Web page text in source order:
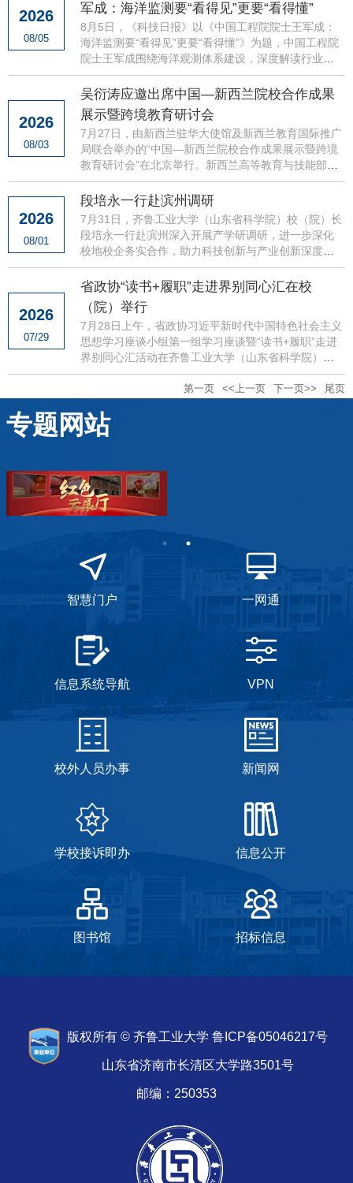
2026
08/05
军成：海洋监测要“看得见”更要“看得懂”
8月5日，《科技日报》以《中国工程院院士王军成：
海洋监测要“看得见”更要“看得懂”》为题，中国工程院
院士王军成围绕海洋观测体系建设，深度解读行业发
展方向，为海洋防灾减灾与蓝色国土开发提供坚实科
技支撑。
2026
08/03
吴衍涛应邀出席中国—新西兰院校合作成果
展示暨跨境教育研讨会
7月27日，由新西兰驻华大使馆及新西兰教育国际推广
局联合举办的“中国—新西兰院校合作成果展示暨跨境
教育研讨会”在北京举行。新西兰高等教育与技能部长
佩妮·西蒙兹，新西兰驻华大使乔文博等新方官员出
席。新西...
2026
08/01
段培永一行赴滨州调研
7月31日，齐鲁工业大学（山东省科学院）校（院）长
段培永一行赴滨州深入开展产学研调研，进一步深化
校地校企务实合作，助力科技创新与产业创新深度融
合。段培永先后深入滨州高新区低空经济产业园、魏
桥国科高等技术...
2026
07/29
省政协“读书+履职”走进界别同心汇在校
（院）举行
7月28日上午，省政协习近平新时代中国特色社会主义
思想学习座谈小组第一组学习座谈暨“读书+履职”走进
界别同心汇活动在齐鲁工业大学（山东省科学院）举
行。省政协副主席、党组副书记张新文出席并讲话，
第一页 <<上一页 下一页>> 尾页
专题网站
智慧门户 一网通
信息系统导航 VPN
校外人员办事 新闻网
学校接诉即办 信息公开
图书馆 招标信息
版权所有 © 齐鲁工业大学 鲁ICP备05046217号
山东省济南市长清区大学路3501号
邮编：250353